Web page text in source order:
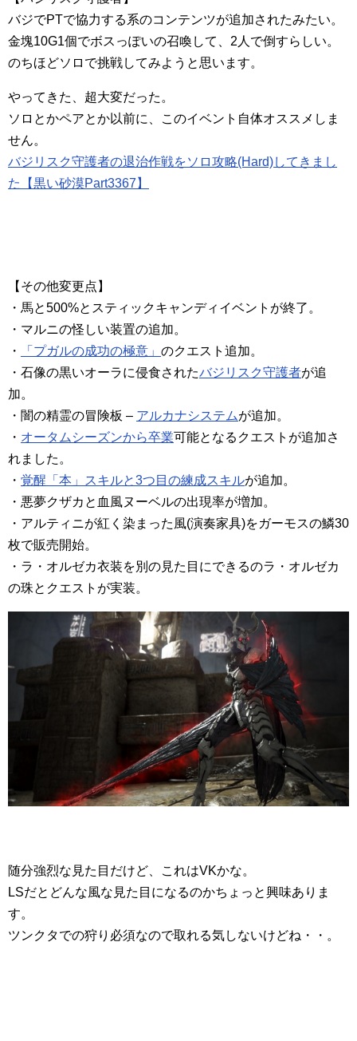
バジでPTで協力する系のコンテンツが追加されたみたい。
金塊10G1個でボスっぽいの召喚して、2人で倒すらしい。
のちほどソロで挑戦してみようと思います。
やってきた、超大変だった。
ソロとかペアとか以前に、このイベント自体オススメしま
せん。
バジリスク守護者の退治作戦をソロ攻略(Hard)してきまし
た【黒い砂漠Part3367】
【その他変更点】
・馬と500%とスティックキャンディイベントが終了。
・マルニの怪しい装置の追加。
・
「プガルの成功の極意」 のクエスト追加。
・石像の黒いオーラに侵食されたバジリスク守護者が追
加。
・闇の精霊の冒険板 – アルカナシステムが追加。
・ オータムシーズンから卒業可能となるクエストが追加さ
れました。
・ 覚醒「本」スキルと3つ目の練成スキルが追加。
・悪夢クザカと血風ヌーベルの出現率が増加。
・アルティニが紅く染まった風(演奏家具)をガーモスの鱗30
枚で販売開始。
・ラ・オルゼカ衣装を別の見た目にできるのラ・オルゼカ
の珠とクエストが実装。
随分強烈な見た目だけど、これはVKかな。
LSだとどんな風な見た目になるのかちょっと興味ありま
す。
ツンクタでの狩り必須なので取れる気しないけどね・・。